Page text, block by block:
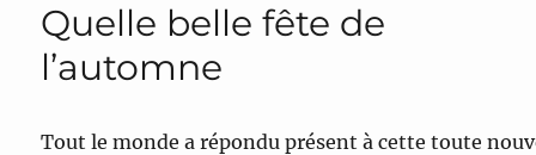
Quelle belle fête de
l’automne
Tout le monde a répondu présent à cette toute